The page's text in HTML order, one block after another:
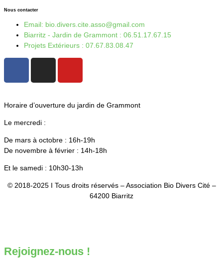
Nous contacter
Email: bio.divers.cite.asso@gmail.com
Biarritz - Jardin de Grammont : 06.51.17.67.15
Projets Extérieurs : 07.67.83.08.47
Horaire d’ouverture du jardin de Grammont
Le mercredi :
De mars à octobre : 16h-19h
De novembre à février : 14h-18h
Et le samedi : 10h30-13h
© 2018-2025 I Tous droits réservés – Association Bio Divers Cité –
64200 Biarritz
Rejoignez-nous !